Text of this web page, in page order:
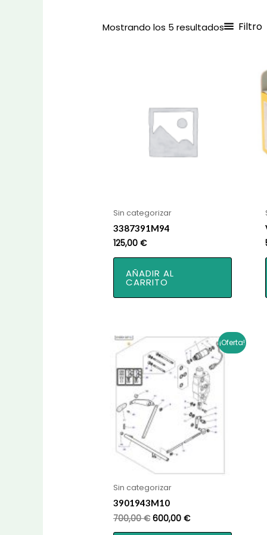
Mostrando los 5 resultadosOrdenado
Filtro
Sin categorizar
3387391M94
125,00€
AÑADIR AL
CARRITO
¡Oferta!
Sin categorizar
3901943M10
700,00€ El
600,00€El